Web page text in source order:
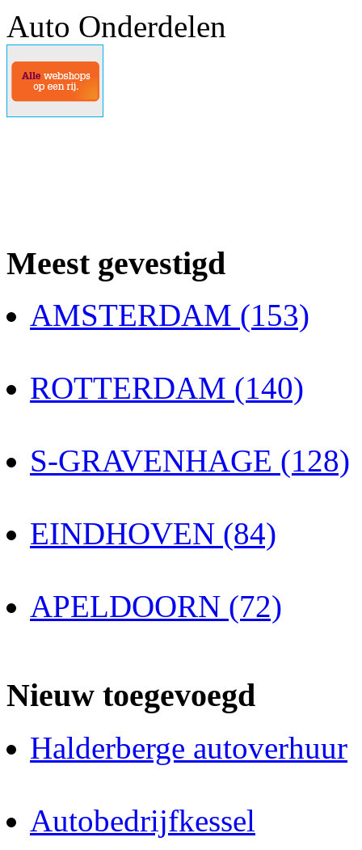
Auto Onderdelen
Meest gevestigd
AMSTERDAM (153)
ROTTERDAM (140)
S-GRAVENHAGE (128)
EINDHOVEN (84)
APELDOORN (72)
Nieuw toegevoegd
Halderberge autoverhuur
Autobedrijfkessel